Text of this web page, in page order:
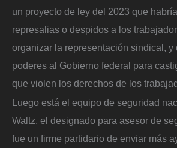
un proyecto de ley del 2023 que
represalias o despidos a los
organizar la representación sindical, y
poderes al Gobierno federal para
que violen los derechos de los
Luego está el equipo de seguridad
Waltz, el designado para asesor de
fue un firme partidario de enviar más